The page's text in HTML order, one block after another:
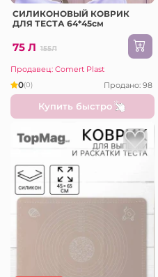
СИЛИКОНОВЫЙ КОВРИК
ДЛЯ ТЕСТА 64*45см
75 Л 155Л
Продавец: Comert Plast
0(0) Продано: 98
Купить быстро